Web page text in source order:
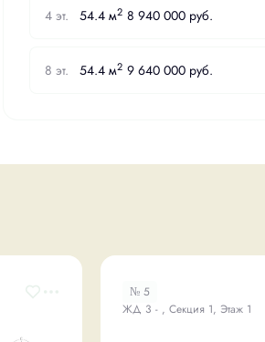
4 эт. 54.4 м2 8 940 000 руб.
8 эт. 54.4 м2 9 640 000 руб.
№ 5
ЖД 3 - , Секция 1, Этаж 1